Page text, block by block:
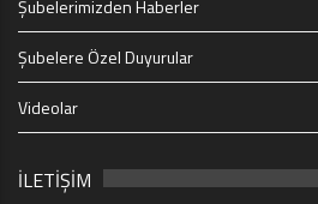
Şubelerimizden Haberler
Şubelere Özel Duyurular
Videolar
İLETİŞİM